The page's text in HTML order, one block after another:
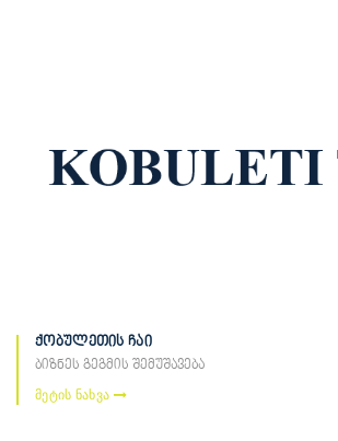
ქობულეთის ჩაი
ბიზნეს გეგმის შემუშავება
მეტის ნახვა